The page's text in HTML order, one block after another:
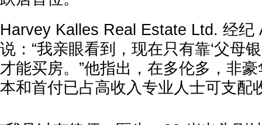
Harvey Kalles Real Estate Ltd. 经纪
说：“我亲眼看到，现在只有靠‘父母
才能买房。”他指出，在多伦多，非
本和首付已占高收入专业人士可支配